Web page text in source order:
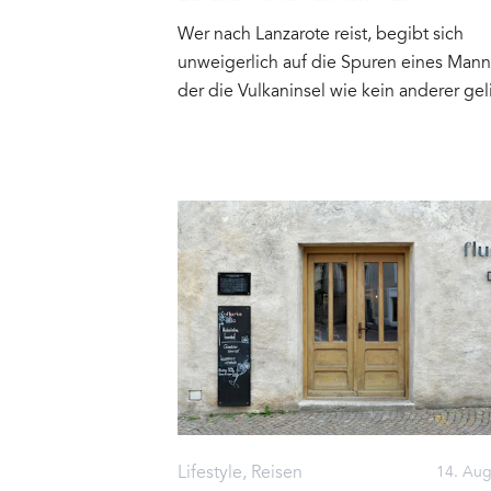
Gesamtkunstwerk aus Natur und
Architektur, Kunst und
Wer nach Lanzarote reist, begibt sich
unweigerlich auf die Spuren eines
der die Vulkaninsel wie kein anderer
Lanzarote mit seiner unverwechselbaren
Natur zum schönsten Ort der Welt zu
und ihn als solchen zu erhalten&hellip
14.
Lifestyle, Reisen